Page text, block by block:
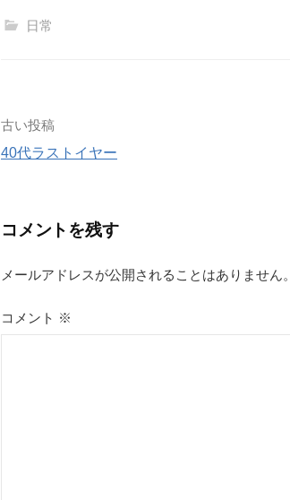
日常
投
稿
ビ
ゲ
ー
古い投稿
40代ラストイヤー
コメントを残す
メールアドレスが公開されることはありません。
コメント ※